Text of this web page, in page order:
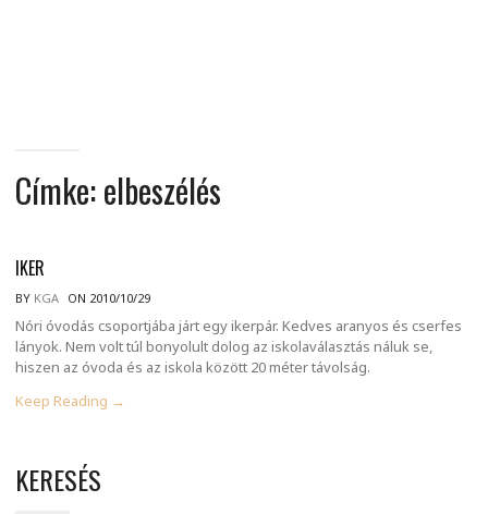
Címke:elbeszélés
IKER
BY KGA ON 2010/10/29
Nóri óvodás csoportjába járt egy ikerpár. Kedves aranyos és cserfes
lányok. Nem volt túl bonyolult dolog az iskolaválasztás náluk se,
hiszen az óvoda és az iskola között 20 méter távolság.
Keep Reading →
KERESÉS